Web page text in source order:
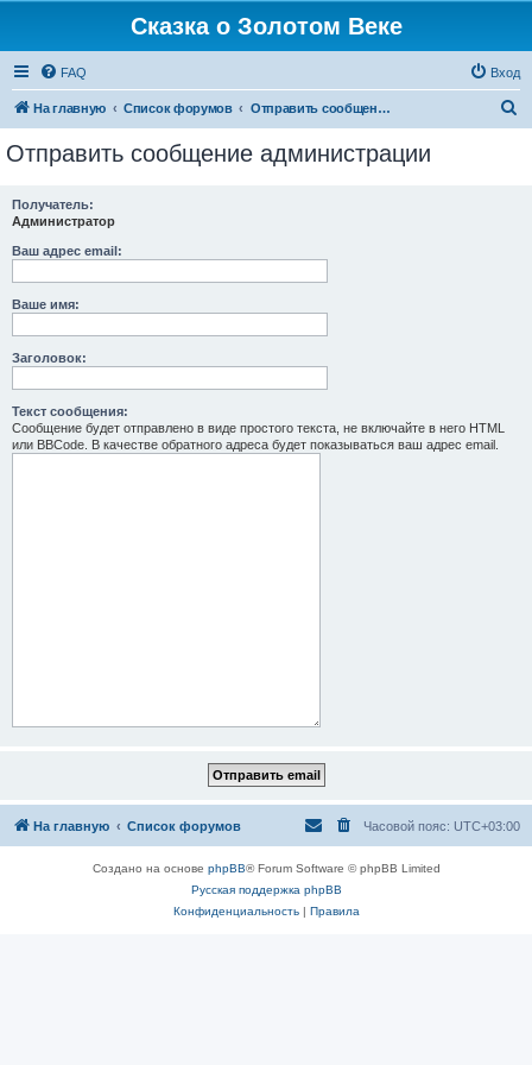
Сказка о Золотом Веке
FAQ Вход
На главную Список форумов Отправить сообщение администрации
Отправить сообщение администрации
Получатель:
Администратор
Ваш адрес email:
Ваше имя:
Заголовок:
Текст сообщения:
Сообщение будет отправлено в виде простого текста, не включайте в него HTML
или BBCode. В качестве обратного адреса будет показываться ваш адрес email.
На главную Список форумов Часовой пояс: UTC+03:00
Создано на основе phpBB® Forum Software © phpBB Limited
Русская поддержка phpBB
Конфиденциальность| Правила